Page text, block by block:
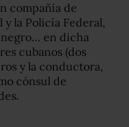
compañía de
la Policía Federal,
en dicha
cubanos (dos
y la conductora,
cónsul de